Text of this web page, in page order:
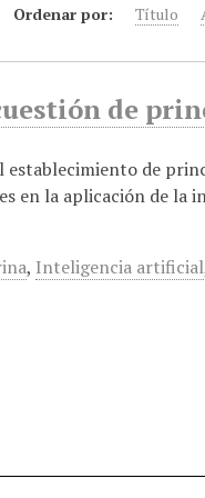
Ordenar por: Título
de
de
en la aplicación de la
, Inteligencia artificial